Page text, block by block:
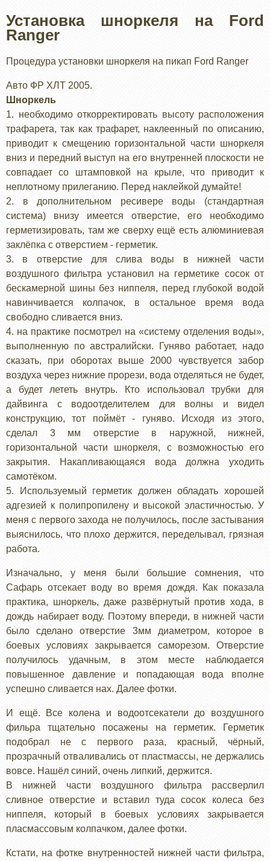
Установка шноркеля на Ford
Ranger
Процедура установки шноркеля на пикап Ford Ranger
Авто ФР ХЛТ 2005.
Шноркель
1. необходимо откорректировать высоту расположения
трафарета, так как трафарет, наклеенный по описанию,
приводит к смещению горизонтальной части шноркеля
вниз и передний выступ на его внутренней плоскости не
совпадает со штамповкой на крыле, что приводит к
неплотному прилеганию. Перед наклейкой думайте!
2. в дополнительном ресивере воды (стандартная
система) внизу имеется отверстие, его необходимо
герметизировать, там же сверху ещё есть алюминиевая
заклёпка с отверстием - герметик.
3. в отверстие для слива воды в нижней части
воздушного фильтра установил на герметике сосок от
бескамерной шины без ниппеля, перед глубокой водой
навинчивается колпачок, в остальное время вода
свободно сливается вниз.
4. на практике посмотрел на «систему отделения воды»,
выполненную по австралийски. Гуняво работает, надо
сказать, при оборотах выше 2000 чувствуется забор
воздуха через нижние прорези, вода отделяться не будет,
а будет лететь внутрь. Кто использовал трубки для
дайвинга с водоотделителем для волны и видел
конструкцию, тот поймёт - гуняво. Исходя из этого,
сделал 3 мм отверстие в наружной, нижней,
горизонтальной части шноркеля, с возможностью его
закрытия. Накапливающаяся вода должна уходить
самотёком.
5. Используемый герметик должен обладать хорошей
адгезией к полипропилену и высокой эластичностью. У
меня с первого захода не получилось, после застывания
выяснилось, что плохо держится, переделывал, грязная
работа.
Изначально, у меня были большие сомнения, что
Сафарь отсекает воду во время дождя. Как показала
практика, шноркель, даже развёрнутый против хода, в
дождь набирает воду. Поэтому впереди, в нижней части
было сделано отверстие 3мм диаметром, которое в
боевых условиях закрывается саморезом. Отверстие
получилось удачным, в этом месте наблюдается
повышенное давление и попадающая вода вполне
успешно сливается нах. Далее фотки.
И ещё. Все колена и водоотсекатели до воздушного
фильра тщательно посажены на герметик. Герметик
подобрал не с первого раза, красный, чёрный,
прозрачный отваливались от пластмассы, не держались
вовсе. Нашёл синий, очень липкий, держится.
В нижней части воздушного фильтра рассверлил
сливное отверстие и вставил туда сосок колеса без
ниппеля, который в боевых условиях закрывается
пласмассовым колпачком, далее фотки.
Кстати, на фотке внутренностей нижней части фильтра,